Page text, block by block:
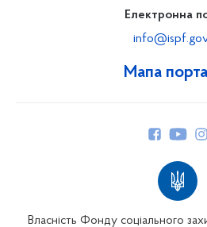
Мапа
Електронна
Власність Фонду соціального